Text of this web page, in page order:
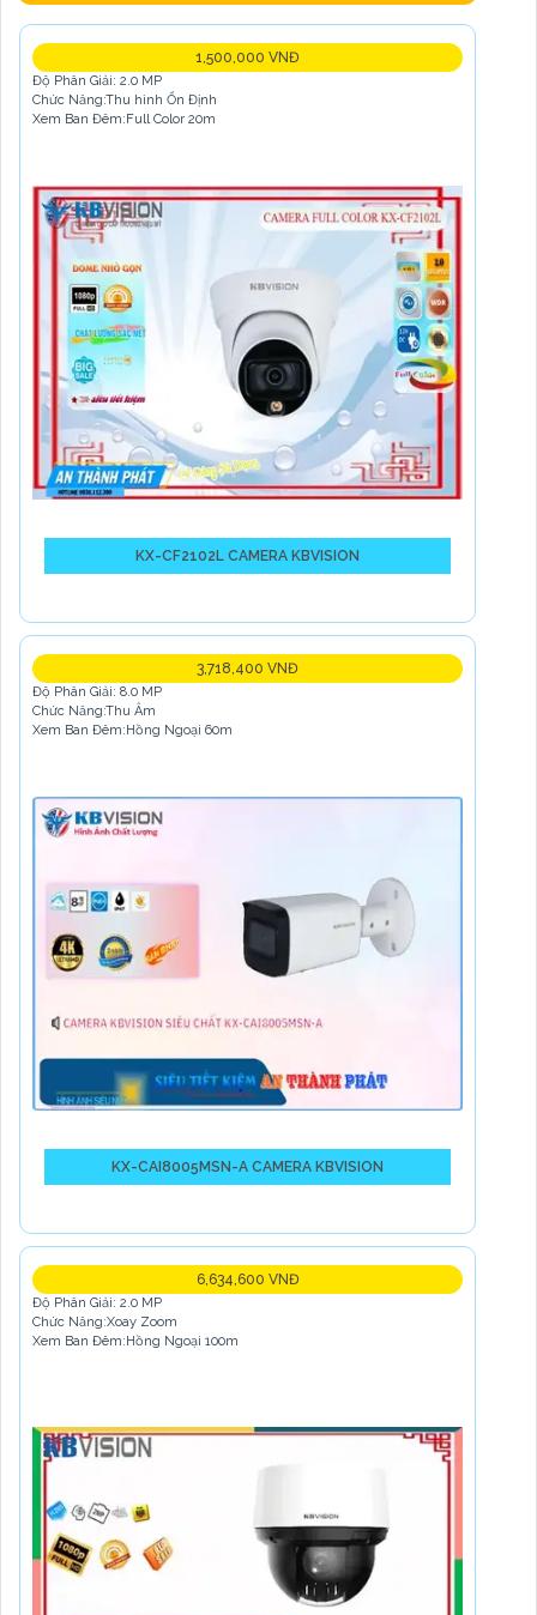
KX-CF2102L CAMERA KBVISION
1,500,000 VNĐ
Độ Phân Giải: 2.0 MP
Chức Năng:Thu hình Ổn Định
Xem Ban Đêm:Full Color 20m
KX-CAI8005MSN-A CAMERA KBVISION
3,718,400 VNĐ
Độ Phân Giải: 8.0 MP
Chức Năng:Thu Âm
Xem Ban Đêm:Hồng Ngoại 60m
6,634,600 VNĐ
Độ Phân Giải: 2.0 MP
Chức Năng:Xoay Zoom
Xem Ban Đêm:Hồng Ngoại 100m